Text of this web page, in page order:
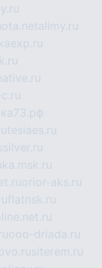
alimy.ru
tesiaes.ru
orior-aks.ru
flatnsk.ru
ooo-driada.ru
siterem.ru